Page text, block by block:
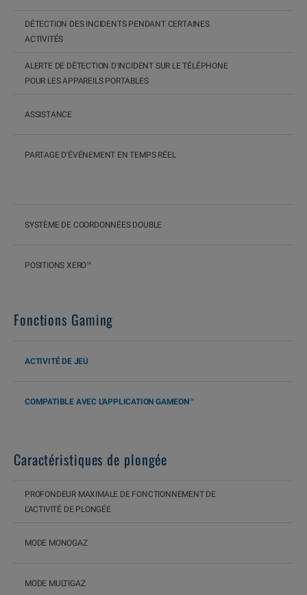
DÉTECTION DES INCIDENTS PENDANT CERTAINES
ACTIVITÉS
ALERTE DE DÉTECTION D'INCIDENT SUR LE TÉLÉPHONE
POUR LES APPAREILS PORTABLES
ASSISTANCE
PARTAGE D'ÉVÉNEMENT EN TEMPS RÉEL
SYSTÈME DE COORDONNÉES DOUBLE
POSITIONS XERO™
Fonctions Gaming
ACTIVITÉ DE JEU
COMPATIBLE AVEC L'APPLICATION GAMEON™
Caractéristiques de plongée
PROFONDEUR MAXIMALE DE FONCTIONNEMENT DE
L'ACTIVITÉ DE PLONGÉE
MODE MONOGAZ
MODE MULTIGAZ